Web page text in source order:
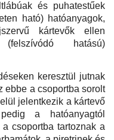
és puhatestűek
ható) hatóanyagok,
kártevők ellen
hatású)
keresztül jutnak
ebbe a csoportba sorolt
jelentkezik a kártevő
a hatóanyagtól
csoportba tartoznak a